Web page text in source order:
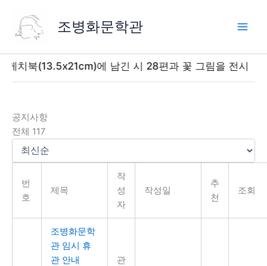
조병화문학관
치북(13.5x21cm)에 남긴 시 28편과 꽃 그림을 전시
공지사항
전체 117
번
호
제목
작
성
자
작성일
추
천
조회
조병화문학
관 임시 휴
관 안내
관